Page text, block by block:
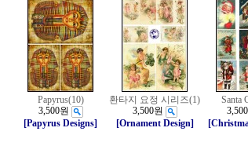
Papyrus(10)
3,500원
[Papyrus Designs]
환타지 요정 시리즈(1)
3,500원
[Ornament Design]
Santa